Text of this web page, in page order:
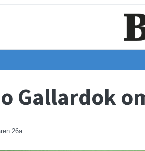
Gallardok
26a